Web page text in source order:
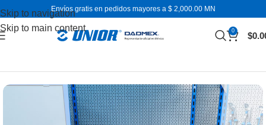
Skip to navigation
Skip to main content
Envíos gratis en pedidos mayores a $ 2,000.00 MN
0 $